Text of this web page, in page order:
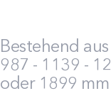
Bestehend
987 - 1139 -
oder 1899